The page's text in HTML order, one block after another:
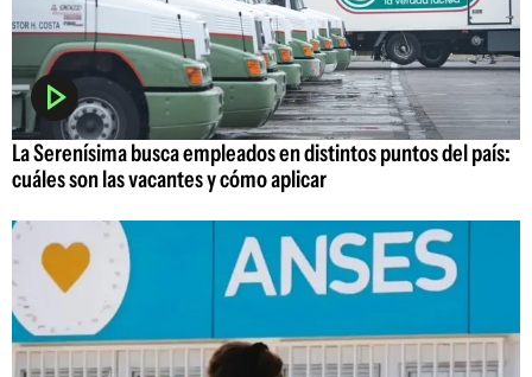
La Serenísima busca empleados en distintos puntos del país:
cuáles son las vacantes y cómo aplicar